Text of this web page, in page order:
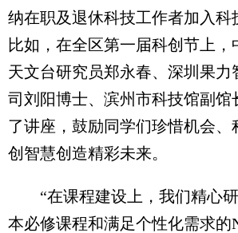
纳在职及退休科技工作者加入科
比如，在全区第一届科创节上，
天文台研究员郑永春、深圳果力
司刘阳博士、滨州市科技馆副馆
了讲座，鼓励同学们珍惜机会、
创智慧创造精彩未来。
“在课程建设上，我们精心研
本必修课程和满足个性化需求的